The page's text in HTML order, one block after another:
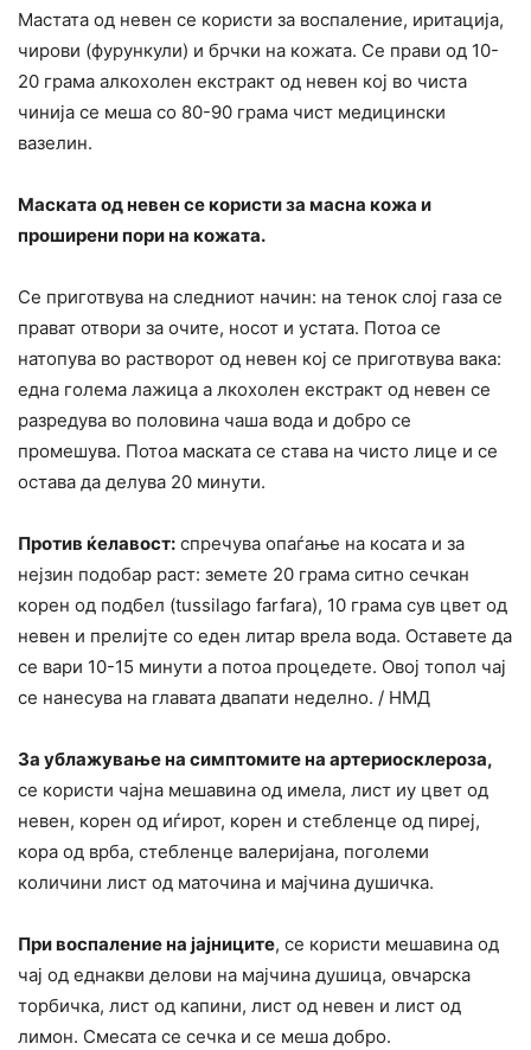
Мастата од невен се користи за воспаление, иритација,
чирови (фурункули) и брчки на кожата. Се прави од 10-
20 грама алкохолен екстракт од невен кој во чиста
чинија се меша со 80-90 грама чист медицински
вазелин.
Маската од невен се користи за масна кожа и
проширени пори на кожата.
Се приготвува на следниот начин: на тенок слој газа се
прават отвори за очите, носот и устата. Потоа се
натопува во растворот од невен кој се приготвува вака:
една голема лажица а лкохолен екстракт од невен се
разредува во половина чаша вода и добро се
промешува. Потоа маската се става на чисто лице и се
остава да делува 20 минути.
Против ќелавост: спречува опаѓање на косата и за
нејзин подобар раст: земете 20 грама ситно сечкан
корен од подбел (tussilago farfara), 10 грама сув цвет од
невен и прелијте со еден литар врела вода. Оставете да
се вари 10-15 минути а потоа процедете. Овој топол чај
се нанесува на главата двапати неделно. / НМД
За ублажување на симптомите на артериосклероза,
се користи чајна мешавина од имела, лист иу цвет од
невен, корен од иѓирот, корен и стебленце од пиреј,
кора од врба, стебленце валеријана, поголеми
количини лист од маточина и мајчина душичка.
При воспаление на јајниците, се користи мешавина од
чај од еднакви делови на мајчина душица, овчарска
торбичка, лист од капини, лист од невен и лист од
лимон. Смесата се сечка и се меша добро.